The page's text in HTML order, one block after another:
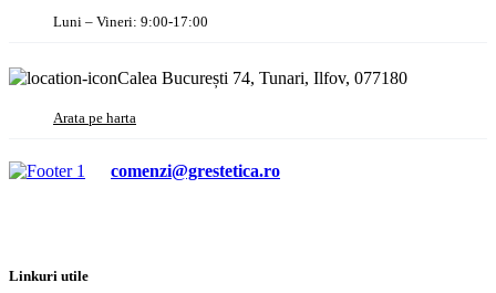
Luni – Vineri: 9:00-17:00
Calea București 74, Tunari, Ilfov, 077180
Arata pe harta
comenzi@grestetica.ro
Linkuri utile